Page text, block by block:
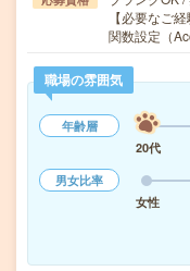
【必要なご
関数設定（
職場の雰囲気
年齢層
20代
男女比率
女性